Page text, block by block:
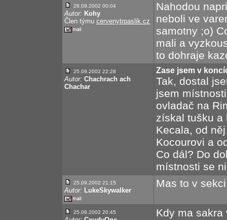
26.09.2002 00:04
Autor: Kohy
Člen týmu cervenytrpaslik.cz
Nahodou
neboli ve
samotny ;o)
mali a
to dohraje
25.09.2002 22:28
Autor: Chachrach ach
Chachar
Zase jsem v
Tak, dostal
jsem
ovladač na
získal tušku a
Kecala, od
Kocourovi a
Co dál? Do
místnosti se
25.09.2002 21:15
Autor: LukeSkywalker
Mas to v
25.09.2002 20:45 Kdy ma sakra